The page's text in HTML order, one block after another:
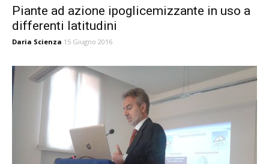
Piante ad azione ipoglicemizzante in uso a
differenti latitudini
Daria Scienza 15 Giugno 2016